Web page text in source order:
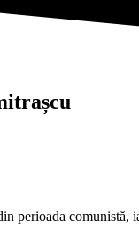
perioada